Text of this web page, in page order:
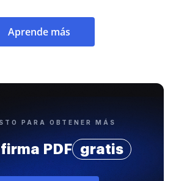
Aprende más
PARA OBTENER MÁS
PDF gratis